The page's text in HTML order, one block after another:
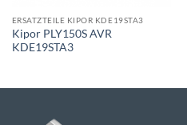
ERSATZTEILE KIPOR KDE19STA3
Kipor PLY150S AVR
KDE19STA3